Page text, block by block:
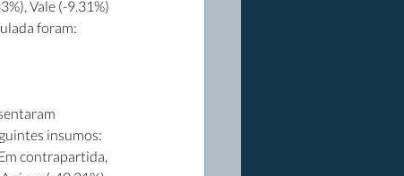
Vale (-9.31%)
foram:
insumos:
contrapartida,